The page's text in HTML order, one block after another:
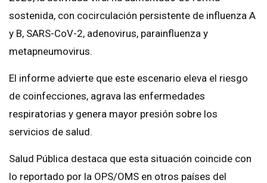
sostenida, con cocirculación persistente de influenza A
y B, SARS-CoV-2, adenovirus, parainfluenza y
metapneumovirus.
El informe advierte que este escenario eleva el riesgo
de coinfecciones, agrava las enfermedades
respiratorias y genera mayor presión sobre los
servicios de salud.
Salud Pública destaca que esta situación coincide con
lo reportado por la OPS/OMS en otros países del